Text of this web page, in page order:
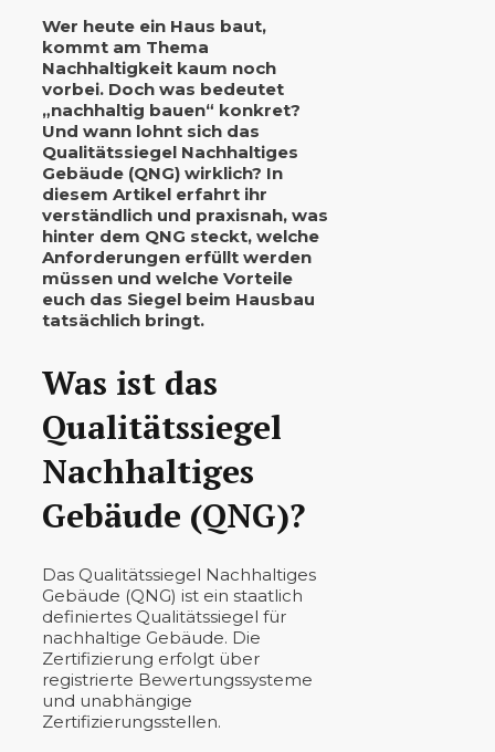
Wer heute ein Haus baut,
kommt am Thema
Nachhaltigkeit kaum noch
vorbei. Doch was bedeutet
„nachhaltig bauen“ konkret?
Und wann lohnt sich das
Qualitätssiegel Nachhaltiges
Gebäude (QNG) wirklich? In
diesem Artikel erfahrt ihr
verständlich und praxisnah, was
hinter dem QNG steckt, welche
Anforderungen erfüllt werden
müssen und welche Vorteile
euch das Siegel beim Hausbau
tatsächlich bringt.
Was ist das
Qualitätssiegel
Nachhaltiges
Gebäude (QNG)?
Das Qualitätssiegel Nachhaltiges
Gebäude (QNG) ist ein staatlich
definiertes Qualitätssiegel für
nachhaltige Gebäude. Die
Zertifizierung erfolgt über
registrierte Bewertungssysteme
und unabhängige
Zertifizierungsstellen.